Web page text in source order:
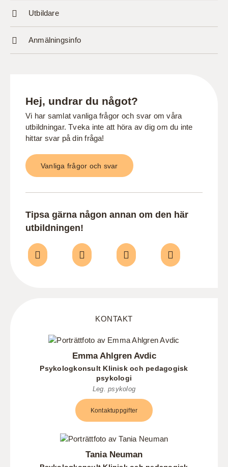
Utbildare
Anmälningsinfo
Hej, undrar du något?
Vi har samlat vanliga frågor och svar om våra
utbildningar. Tveka inte att höra av dig om du inte
hittar svar på din fråga!
Vanliga frågor och svar
Tipsa gärna någon annan om den här
utbildningen!
KONTAKT
Emma Ahlgren Avdic
Psykologkonsult Klinisk och pedagogisk
psykologi
Leg. psykolog
Kontaktuppgifter
Tania Neuman